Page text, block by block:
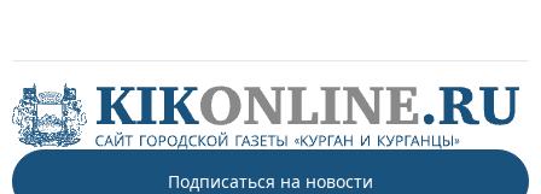
Подписаться на новости